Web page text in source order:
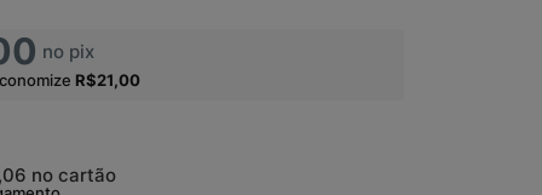
no pix
R$21,00
no cartão